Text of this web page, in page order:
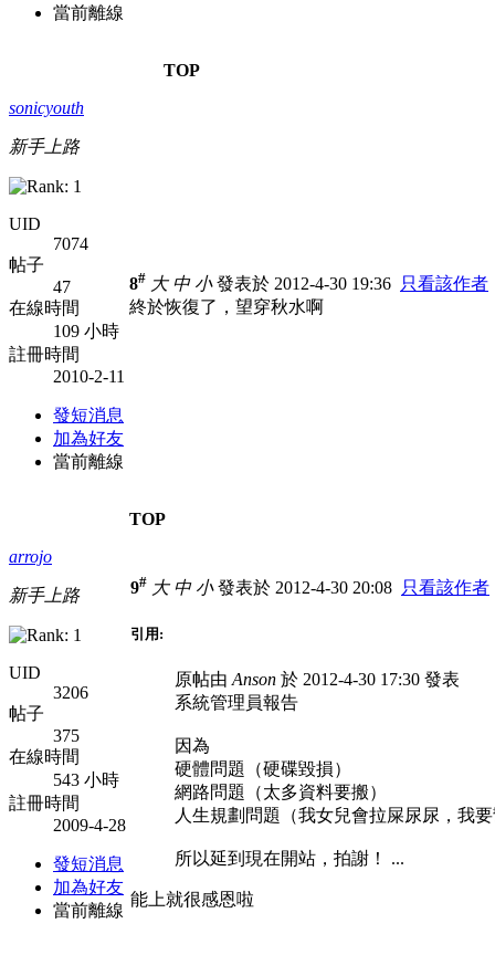
當前離線
TOP
sonicyouth
新手上路
UID
7074
帖子
47
在線時間
109 小時
註冊時間
2010-2-11
發短消息
加為好友
當前離線
8# 大 中 小發表於 2012-4-30 19:36 只看該作者
終於恢復了，望穿秋水啊
TOP
arrojo
新手上路
UID
3206
帖子
375
在線時間
543 小時
註冊時間
2009-4-28
發短消息
加為好友
當前離線
9# 大 中 小發表於 2012-4-30 20:08 只看該作者
引用:
原帖由 Anson 於 2012-4-30 17:30 發表
系統管理員報告
因為
硬體問題（硬碟毀損）
網路問題（太多資料要搬）
人生規劃問題（我女兒會拉屎尿尿，我
所以延到現在開站，拍謝！ ...
能上就很感恩啦